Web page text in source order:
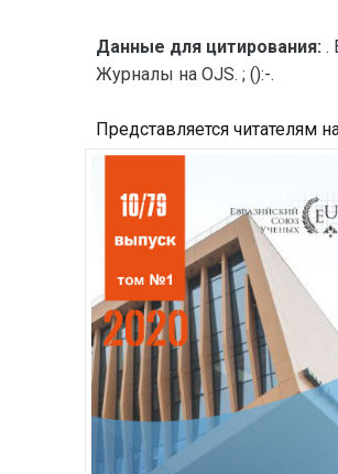
Данные для цитирования: .
Журналы на OJS. ; ():-.
Представляется читателям